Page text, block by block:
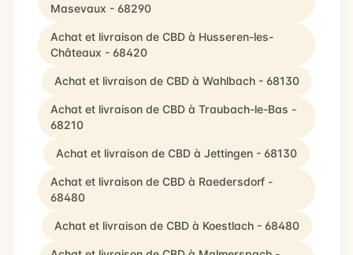
Masevaux - 68290
Achat et livraison de CBD à Husseren-les-
Châteaux - 68420
Achat et livraison de CBD à Wahlbach - 68130
Achat et livraison de CBD à Traubach-le-Bas -
68210
Achat et livraison de CBD à Jettingen - 68130
Achat et livraison de CBD à Raedersdorf -
68480
Achat et livraison de CBD à Koestlach - 68480